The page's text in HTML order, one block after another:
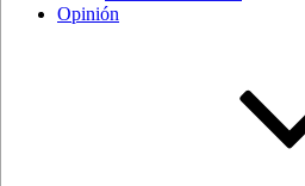
Opinión